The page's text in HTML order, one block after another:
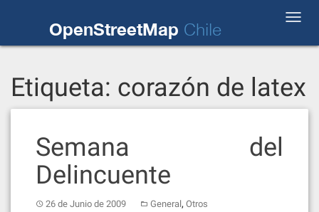
OpenStreetMap Chile
Etiqueta: corazón de latex
Semana del
Delincuente
26 de Junio de 2009 General, Otros